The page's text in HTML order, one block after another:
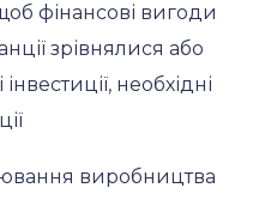
фінансові вигоди
зрівнялися або
необхідні
виробництва